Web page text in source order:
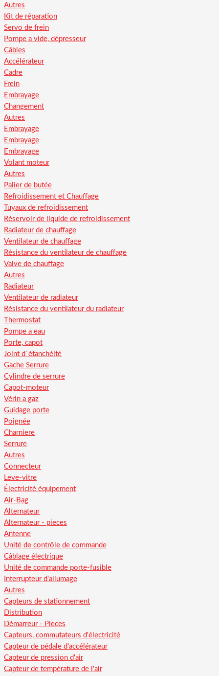
Autres
Kit de réparation
Servo de frein
Pompe a vide, dépresseur
Câbles
Accélérateur
Cadre
Frein
Embrayage
Changement
Autres
Embrayage
Embrayage
Embrayage
Volant moteur
Autres
Palier de butée
Refroidissement et Chauffage
Tuyaux de refroidissement
Réservoir de liquide de refroidissement
Radiateur de chauffage
Ventilateur de chauffage
Résistance du ventilateur de chauffage
Valve de chauffage
Autres
Radiateur
Ventilateur de radiateur
Résistance du ventilateur du radiateur
Thermostat
Pompe a eau
Porte, capot
Joint d`étanchéité
Gache Serrure
Cylindre de serrure
Capot-moteur
Vérin a gaz
Guidage porte
Poignée
Charniere
Serrure
Autres
Connecteur
Leve-vitre
Électricité équipement
Air-Bag
Alternateur
Alternateur - pieces
Antenne
Unité de contrôle de commande
Câblage électrique
Unité de commande porte-fusible
Interrupteur d'allumage
Autres
Capteurs de stationnement
Distribution
Démarreur - Pieces
Capteurs, commutateurs d'électricité
Capteur de pédale d'accélérateur
Capteur de pression d'air
Capteur de température de l'air